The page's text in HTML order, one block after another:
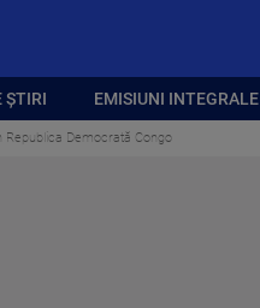
ȘTIRI EMISIUNI INTEGRALE
Republica Democrată Congo